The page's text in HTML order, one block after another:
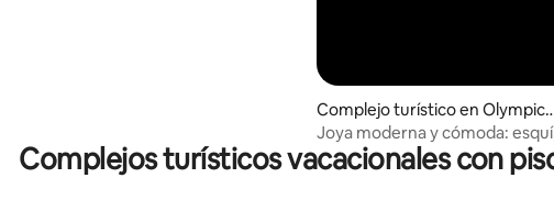
Complejo turístico en Olympic
alley
Joya moderna y cómoda:
gimnasio, spa
Complejos turísticos vacacionales con